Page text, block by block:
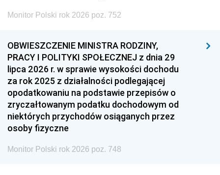
Monitor Polski rok 2026 poz. 752
OBWIESZCZENIE MINISTRA RODZINY,
PRACY I POLITYKI SPOŁECZNEJ z dnia 29
lipca 2026 r. w sprawie wysokości dochodu
za rok 2025 z działalności podlegającej
opodatkowaniu na podstawie przepisów o
zryczałtowanym podatku dochodowym od
niektórych przychodów osiąganych przez
osoby fizyczne
Monitor Polski rok 2026 poz. 748